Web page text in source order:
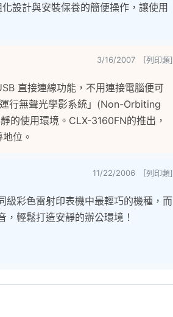
設計與安裝保養的簡便操作，讓使用
3/16/2007 [列印類]
直接連線功能，不用連接電腦便可
行無聲光學影系統」(Non-Orbiting
使用環境。CLX-3160FN的推出，
位。
11/22/2006 [列印類]
彩色雷射印表機中最輕巧的機種，而
輕鬆打造安靜的辦公環境！